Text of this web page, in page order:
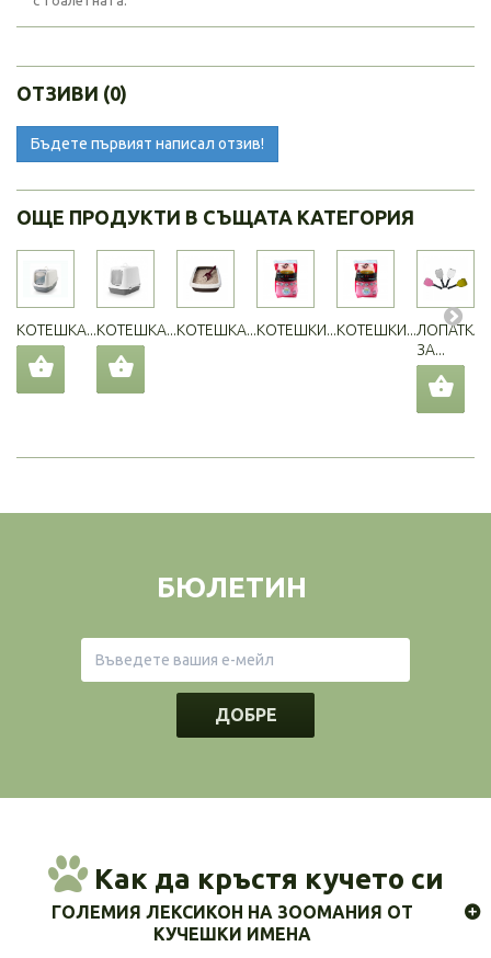
ОТЗИВИ (0)
Бъдете първият написал отзив!
ОЩЕ ПРОДУКТИ В СЪЩАТА КАТЕГОРИЯ
КОТЕШКА...КОТЕШКА...КОТЕШКА...КОТЕШКИ...КОТЕШКИ...ЛОПАТКА
ЗА...
БЮЛЕТИН
ДОБРЕ
Как да кръстя кучето си
ГОЛЕМИЯ ЛЕКСИКОН НА ЗООМАНИЯ ОТ
КУЧЕШКИ ИМЕНА